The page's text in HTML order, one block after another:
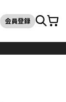
検索
会員登録カート